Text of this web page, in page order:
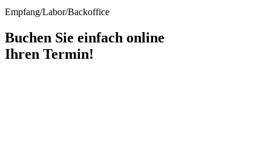
Empfang/Labor/Backoffice
Buchen Sie einfach online
Ihren Termin!